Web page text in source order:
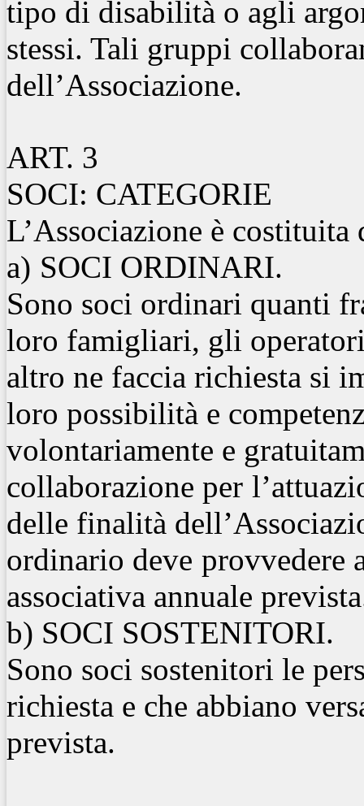
tipo di disabilità o agli
stessi. Tali gruppi
dell’Associazione.
ART. 3
SOCI: CATEGORIE
L’Associazione è costituita
a) SOCI ORDINARI.
Sono soci ordinari quanti
loro famigliari, gli
altro ne faccia richiesta si
loro possibilità e
volontariamente e
collaborazione per
delle finalità
ordinario deve provvedere
associativa annuale
b) SOCI SOSTENITORI.
Sono soci sostenitori le
richiesta e che abbiano
prevista.